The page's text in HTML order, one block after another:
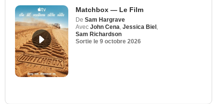
Matchbox — Le Film
De Sam Hargrave
Avec John Cena Jessica Biel
Sam Richardson
Sortie le 9 octobre 2026